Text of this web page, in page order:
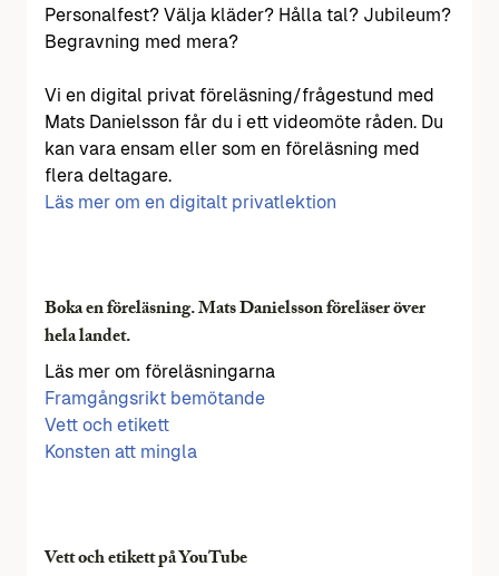
Personalfest? Välja kläder? Hålla tal? Jubileum?
Begravning med mera?
Vi en digital privat föreläsning/frågestund med
Mats Danielsson får du i ett videomöte råden. Du
kan vara ensam eller som en föreläsning med
flera deltagare.
Läs mer om en digitalt privatlektion
Boka en föreläsning. Mats Danielsson föreläser över
hela landet.
Läs mer om föreläsningarna
Framgångsrikt bemötande
Vett och etikett
Konsten att mingla
Vett och etikett på YouTube